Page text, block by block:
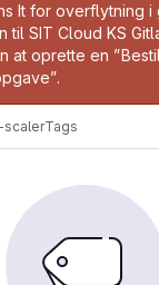
It for overflytning i
til SIT Cloud KS
at oprette en
Tags